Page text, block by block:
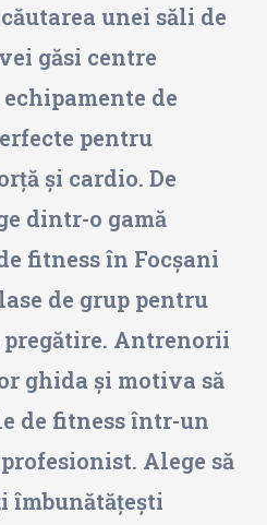
unei săli de
găsi centre
de
pentru
și cardio. De
dintr-o gamă
fitness în Focșani
de grup pentru
Antrenorii
ghida și motiva să
de fitness într-un
Alege să
îmbunătățești